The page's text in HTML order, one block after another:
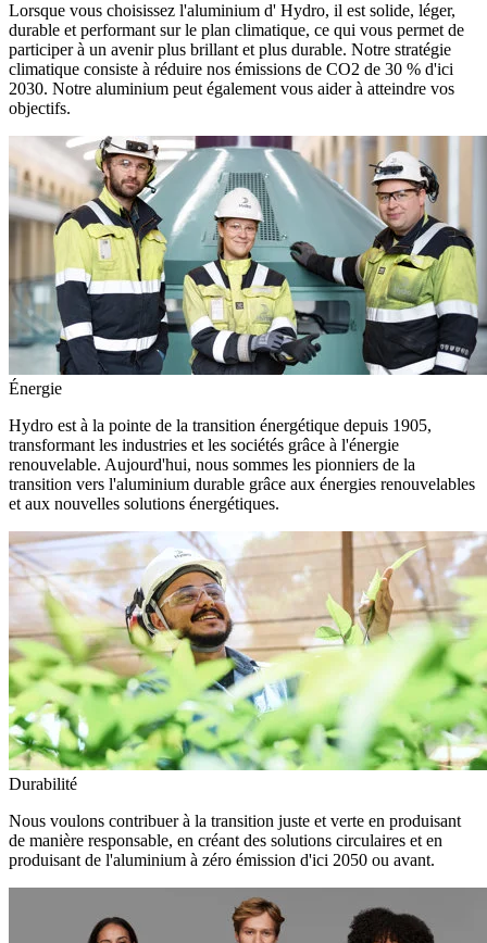
Lorsque vous choisissez l'aluminium d' Hydro, il est solide, léger,
durable et performant sur le plan climatique, ce qui vous permet de
participer à un avenir plus brillant et plus durable. Notre stratégie
climatique consiste à réduire nos émissions de CO2 de 30 % d'ici
2030. Notre aluminium peut également vous aider à atteindre vos
objectifs.
Énergie
Hydro est à la pointe de la transition énergétique depuis 1905,
transformant les industries et les sociétés grâce à l'énergie
renouvelable. Aujourd'hui, nous sommes les pionniers de la
transition vers l'aluminium durable grâce aux énergies renouvelables
et aux nouvelles solutions énergétiques.
Durabilité
Nous voulons contribuer à la transition juste et verte en produisant
de manière responsable, en créant des solutions circulaires et en
produisant de l'aluminium à zéro émission d'ici 2050 ou avant.